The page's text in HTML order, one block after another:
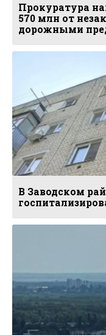
Прокуратура
570 млн от
дорожными
В Заводском